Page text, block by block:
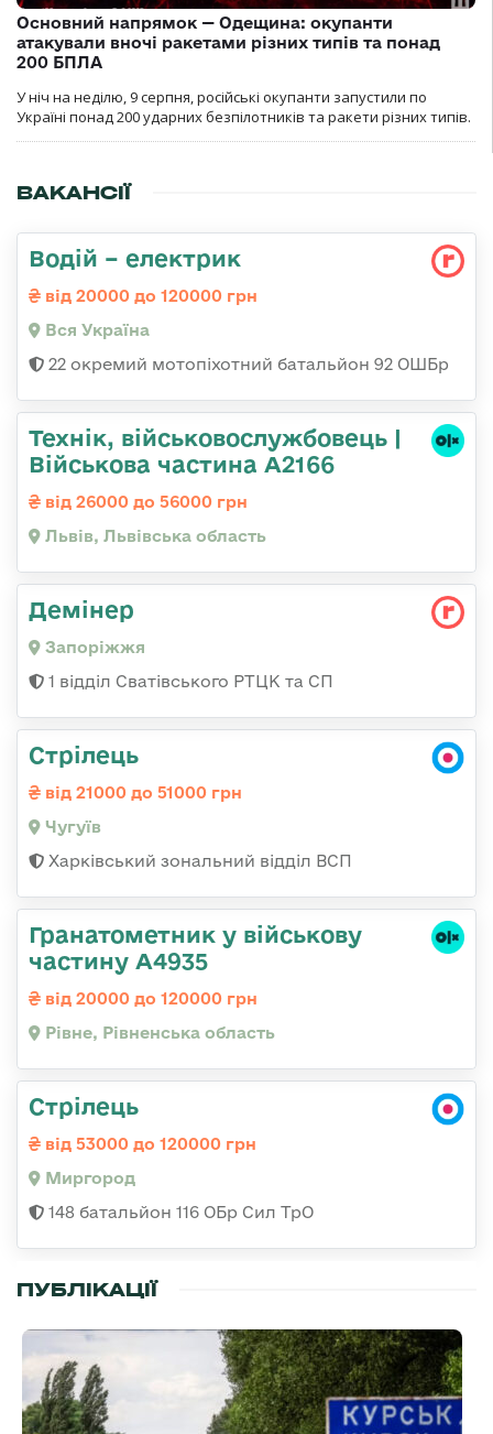
Основний напрямок — Одещина: окупанти
атакували вночі ракетами різних типів та понад
200 БПЛА
У ніч на неділю, 9 серпня, російські окупанти запустили по
Україні понад 200 ударних безпілотників та ракети різних типів.
ВАКАНСІЇ
Водій – електрик
від 20000 до 120000 грн
Вся Україна
22 окремий мотопіхотний батальйон 92 ОШБр
Технік, військовослужбовець |
Військова частина А2166
від 26000 до 56000 грн
Львів, Львівська область
Демінер
Запоріжжя
1 відділ Сватівського РТЦК та СП
Стрілець
від 21000 до 51000 грн
Чугуїв
Харківський зональний відділ ВСП
Гранатометник у військову
частину А4935
від 20000 до 120000 грн
Рівне, Рівненська область
Стрілець
від 53000 до 120000 грн
Миргород
148 батальйон 116 ОБр Сил ТрО
ПУБЛІКАЦІЇ